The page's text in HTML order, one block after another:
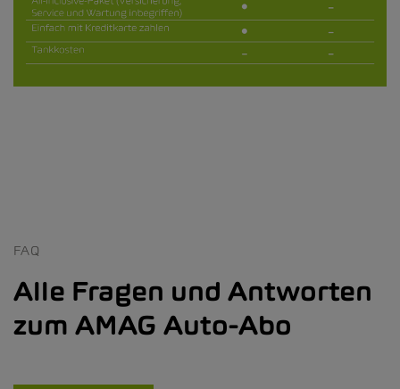
FAQ
Alle Fragen und Antworten
zum AMAG Auto-Abo